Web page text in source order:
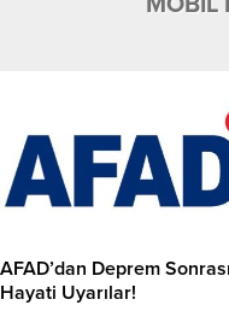
AFAD’dan Deprem Sonrası
Hayati Uyarılar!